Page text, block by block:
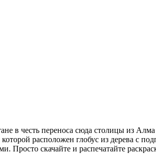
в честь переноса сюда столицы из
расположен глобус из дерева с
скачайте и распечатайте